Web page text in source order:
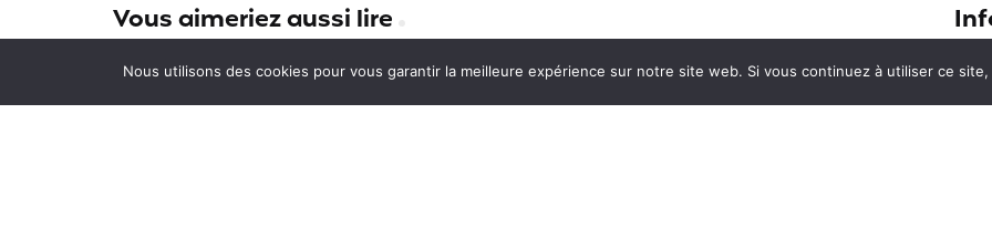
Vous aimeriez aussi lire
PVT NZ 2017-2018 : moins de Volontariat dans un orphelinat
Nous utilisons des cookies pour vous garantir la meilleure expérience sur notre site web. Si vous continuez à utiliser ce